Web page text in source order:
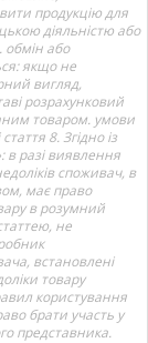
продукцію для
діяльністю або
обмін або
якщо не
вигляд,
розрахунковий
товаром. умови
8. Згідно із
в разі виявлення
споживач, в
має право
в розумний
не
встановлені
товару
користування
брати участь у
представника.